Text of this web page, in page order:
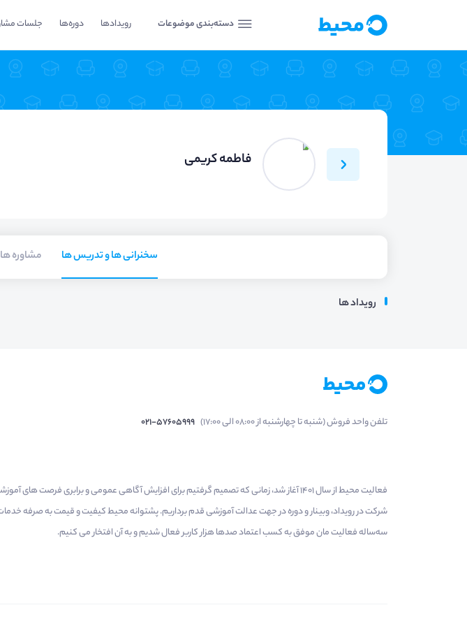
دسته‌بندی موضوعات رویدادها دوره‌ها جلسات
فاطمه کریمی
سخنرانی ها و تدریس ها مشاوره ها
رویداد ها
تلفن واحد فروش (شنبه تا چهارشنبه از 08:00 الی 17:00) 021-57605999
فعالیت محیط از سال 1401 آغاز شد، زمانی که تصمیم گرفتیم برای افزایش آگاهی عمومی و برابری
شرکت در رویداد، وبینار و دوره در جهت عدالت آموزشی قدم برداریم. پشتوانه محیط کیفیت و قیمت به صرفه
سه‌ساله فعالیت مان موفق به کسب اعتماد صدها هزار کاربر فعال شدیم و به آن افتخار می‌ کنیم.